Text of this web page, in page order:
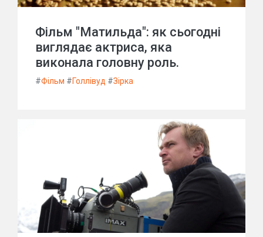
Фільм "Матильда": як сьогодні
виглядає актриса, яка
виконала головну роль.
#Фільм #Голлівуд #Зірка